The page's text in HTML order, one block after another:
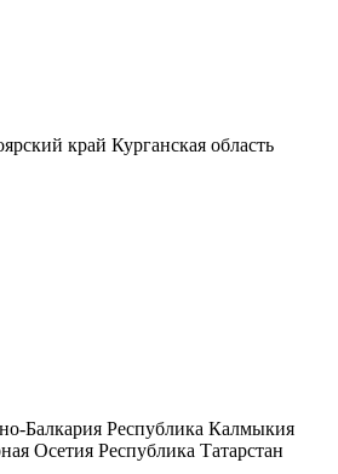
край Курганская область
Балкария Республика Калмыкия
Осетия Республика Татарстан